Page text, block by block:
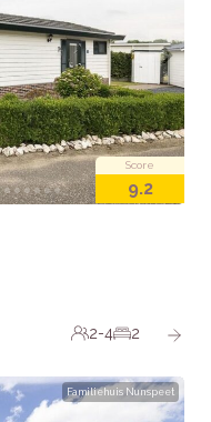
Score
9.2
2-4 2
Familiehuis Nunspeet